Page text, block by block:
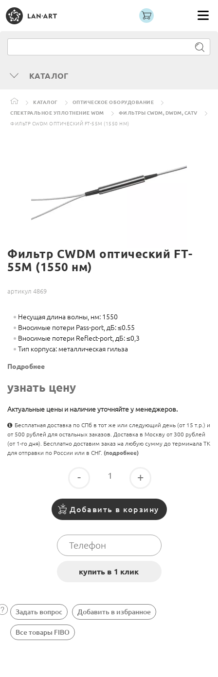
КАТАЛОГ
КАТАЛОГ
ОПТИЧЕСКОЕ ОБОРУДОВАНИЕ
СПЕКТРАЛЬНОЕ УПЛОТНЕНИЕ WDM
ФИЛЬТРЫ CWDM, DWDM, CATV
ФИЛЬТР CWDM ОПТИЧЕСКИЙ FT-55M (1550 НМ)
Фильтр CWDM оптический FT-
55M (1550 нм)
артикул 4869
Несущая длина волны, нм: 1550
Вносимые потери Pass-port, дБ: ≤0.55
Вносимые потери Reflect-port, дБ: ≤0,3
Тип корпуса: металлическая гильза
Подробнее
узнать цену
Актуальные цены и наличие уточняйте у менеджеров.
Бесплатная доставка по СПб в тот же или следующий день (от 15 т.р.) и
от 500 рублей для остальных заказов. Доставка в Москву от 300 рублей
(от 1-го дня). Бесплатно доставим заказ на любую сумму до терминала ТК
для отправки по России или в СНГ. (подробнее)
- +
Добавить в корзину
Задать вопрос Добавить в избранное
Все товары FIBO